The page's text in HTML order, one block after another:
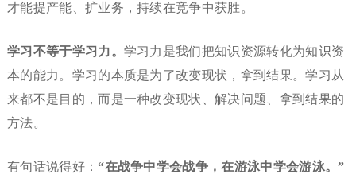
才能提产能、扩业务，持续在竞争中获胜。
学习不等于学习力。 学习力是我们把知识资源转化为知识资
本的能力。学习的本质是为了改变现状，拿到结果。学习从
来都不是目的，而是一种改变现状、解决问题、拿到结果的
方法。
有句话说得好：“在战争中学会战争，在游泳中学会游泳。”